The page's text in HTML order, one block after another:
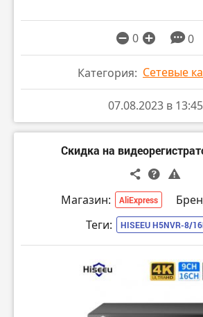
0 0
Категория: Сетевые
07.08.2023 в 13:45
Скидка на
Магазин: AliExpress
Теги: HISEEU H5NVR-8/